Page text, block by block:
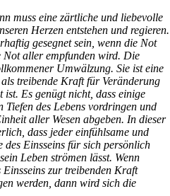
muss eine zärtliche und liebevolle
Herzen entstehen und regieren.
gesegnet sein, wenn die Not
Not aller empfunden wird. Die
Umwälzung. Sie ist eine
treibende Kraft für Veränderung
Es genügt nicht, dass einige
Tiefen des Lebens vordringen und
aller Wesen abgeben. In dieser
dass jeder einfühlsame und
des Einsseins für sich persönlich
Leben strömen lässt. Wenn
zur treibenden Kraft
werden, dann wird sich die